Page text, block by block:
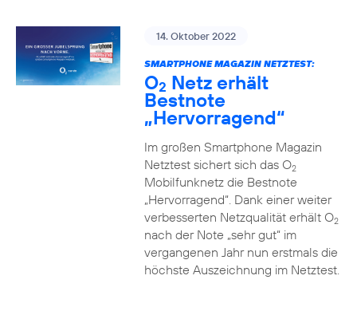
14. Oktober 2022
SMARTPHONE MAGAZIN NETZTEST:
O2 Netz erhält
Bestnote
„Hervorragend“
Im großen Smartphone Magazin
Netztest sichert sich das O2
Mobilfunknetz die Bestnote
„Hervorragend“. Dank einer weiter
verbesserten Netzqualität erhält O2
nach der Note „sehr gut“ im
vergangenen Jahr nun erstmals die
höchste Auszeichnung im Netztest.